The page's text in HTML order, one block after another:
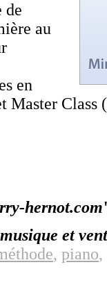
de
au
en
Master Class
hernot.com
et
, piano,